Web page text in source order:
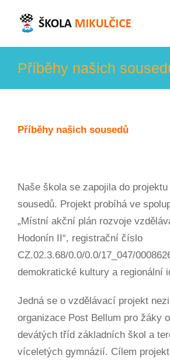
Příběhy našich
Příběhy našich sousedů
Naše škola se zapojila do
sousedů. Projekt probíhá ve
„Místní akční plán rozvoje
Hodonín II“, registrační číslo
CZ.02.3.68/0.0/0.0/17_047/
demokratické kultury a regionální
Jedná se o vzdělávací projekt
organizace Post Bellum pro žáky
devátých tříd základních škol a
víceletých gymnázií. Cílem